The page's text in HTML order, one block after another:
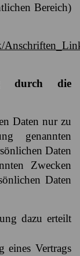
Bereich)
durch die
Daten nur zu
genannten
Daten
Zwecken
Daten
dazu erteilt
eines Vertrags